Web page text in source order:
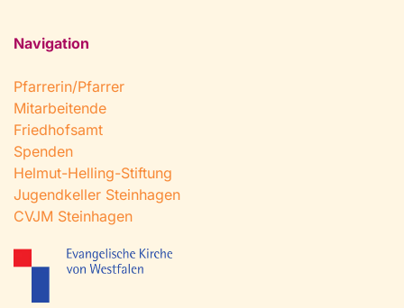
Navigation
Pfarrerin/Pfarrer
Mitarbeitende
Friedhofsamt
Spenden
Helmut-Helling-Stiftung
Jugendkeller Steinhagen
CVJM Steinhagen